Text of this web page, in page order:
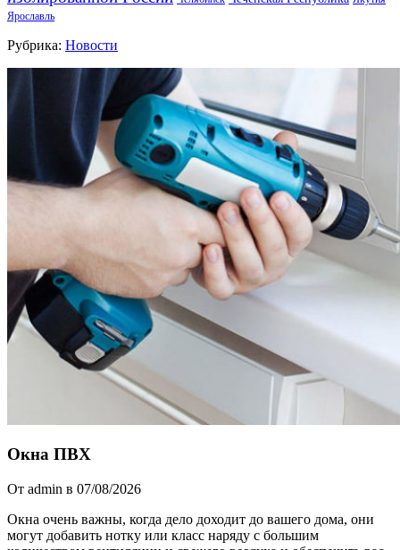
Ярославль
Рубрика: Новости
Окна ПВХ
От admin в 07/08/2026
Окна очень важны, когда дело доходит до вашего дома, они
могут добавить нотку или класс наряду с большим